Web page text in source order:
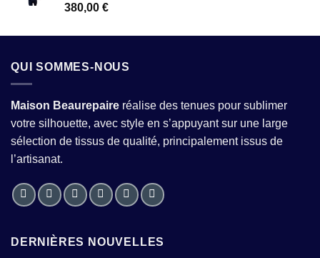
Note
380,00 €
QUI SOMMES-NOUS
Maison Beaurepaire réalise des tenues pour sublimer
votre silhouette, avec style en s’appuyant sur une large
sélection de tissus de qualité, principalement issus de
l’artisanat.
DERNIÈRES NOUVELLES